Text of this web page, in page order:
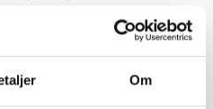
Om
ekko#t=57m52.12s